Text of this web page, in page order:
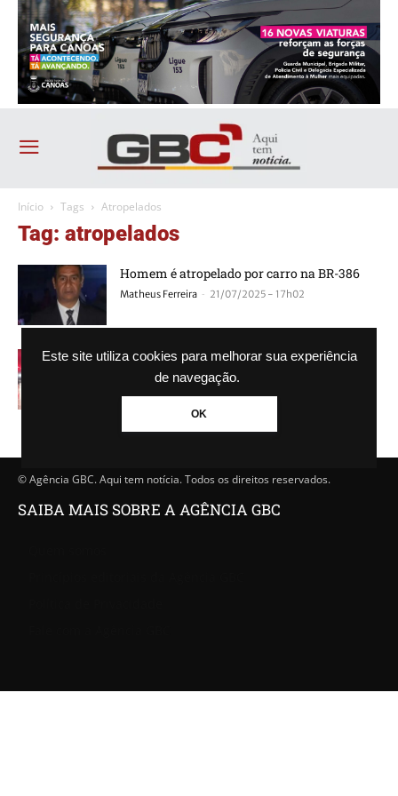
Este site utiliza cookies para melhorar sua experiência
de navegação.
OK
Início Tags Atropelados
Tag: atropelados
Homem é atropelado por carro na BR-386
Matheus Ferreira - 21/07/2025 - 17h02
Pedestres morrem atropelados na BR-386 e
motorista foge
Jaime Zanatta - 30/06/2025 - 10h35
© Agência GBC. Aqui tem notícia. Todos os direitos reservados.
SAIBA MAIS SOBRE A AGÊNCIA GBC